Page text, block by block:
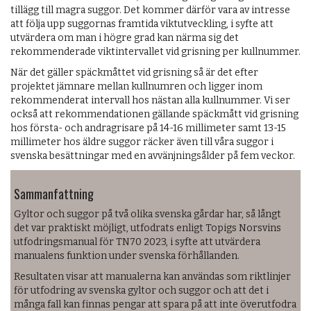
tillägg till magra suggor. Det kommer därför vara av intresse
att följa upp suggornas framtida viktutveckling, i syfte att
utvärdera om man i högre grad kan närma sig det
rekommenderade viktintervallet vid grisning per kullnummer.
När det gäller späckmåttet vid grisning så är det efter
projektet jämnare mellan kullnumren och ligger inom
rekommenderat intervall hos nästan alla kullnummer. Vi ser
också att rekommendationen gällande späckmått vid grisning
hos första- och andragrisare på 14-16 millimeter samt 13-15
millimeter hos äldre suggor räcker även till våra suggor i
svenska besättningar med en avvänjningsålder på fem veckor.
Sammanfattning
Gyltor och suggor på två olika svenska gårdar har, så långt
det var praktiskt möjligt, utfodrats enligt Topigs Norsvins
utfodringsmanual för TN70 2023, i syfte att utvärdera
manualens funktion under svenska förhållanden.
Resultaten visar att manualerna kan användas som riktlinjer
för utfodring av svenska gyltor och suggor och att det i
många fall kan finnas pengar att spara på att inte överutfodra